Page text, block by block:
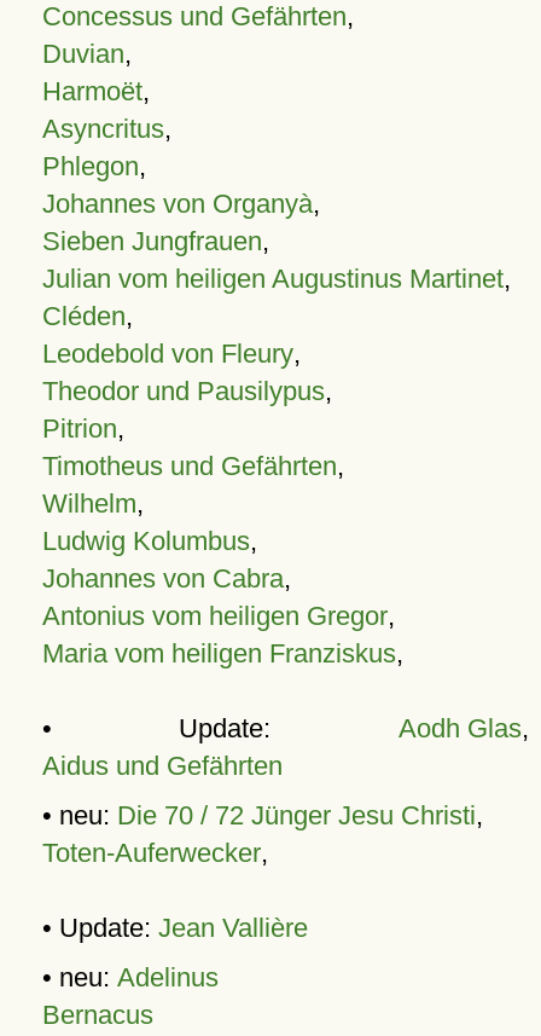
Concessus und Gefährten,
Duvian,
Harmoët,
Asyncritus,
Phlegon,
Johannes von Organyà,
Sieben Jungfrauen,
Julian vom heiligen Augustinus Martinet,
Cléden,
Leodebold von Fleury,
Theodor und Pausilypus,
Pitrion,
Timotheus und Gefährten,
Wilhelm,
Ludwig Kolumbus,
Johannes von Cabra,
Antonius vom heiligen Gregor,
Maria vom heiligen Franziskus,
• Update: Aodh Glas,
Aidus und Gefährten
• neu: Die 70 / 72 Jünger Jesu Christi,
Toten-Auferwecker,
• Update: Jean Vallière
• neu: Adelinus
Bernacus